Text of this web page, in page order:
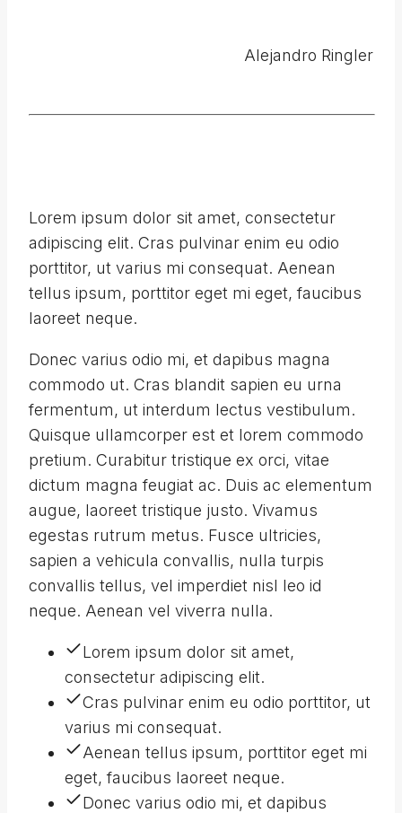
Alejandro Ringler
Lorem ipsum dolor sit amet, consectetur
adipiscing elit. Cras pulvinar enim eu odio
porttitor, ut varius mi consequat. Aenean
tellus ipsum, porttitor eget mi eget, faucibus
laoreet neque.
Donec varius odio mi, et dapibus magna
commodo ut. Cras blandit sapien eu urna
fermentum, ut interdum lectus vestibulum.
Quisque ullamcorper est et lorem commodo
pretium. Curabitur tristique ex orci, vitae
dictum magna feugiat ac. Duis ac elementum
augue, laoreet tristique justo. Vivamus
egestas rutrum metus. Fusce ultricies,
sapien a vehicula convallis, nulla turpis
convallis tellus, vel imperdiet nisl leo id
neque. Aenean vel viverra nulla.
Lorem ipsum dolor sit amet,
consectetur adipiscing elit.
Cras pulvinar enim eu odio porttitor, ut
varius mi consequat.
Aenean tellus ipsum, porttitor eget mi
eget, faucibus laoreet neque.
Donec varius odio mi, et dapibus